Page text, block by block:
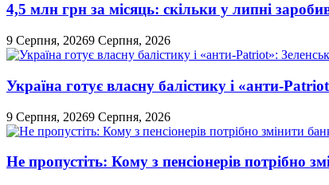
4,5 млн грн за місяць: скільки у липні
9 Серпня, 20269 Серпня, 2026
Україна готує власну балістику і «анти-
9 Серпня, 20269 Серпня, 2026
Не пропустіть: Кому з пенсіонерів потрібно